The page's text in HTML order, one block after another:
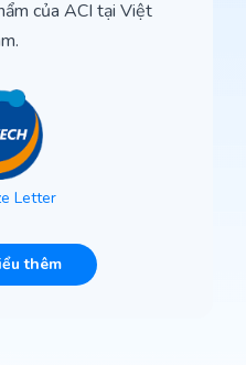
của ACI tại Việt
Letter
thêm